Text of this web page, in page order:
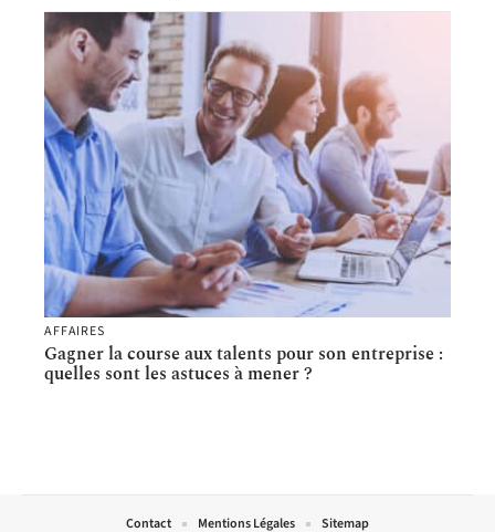
AFFAIRES
Gagner la course aux talents pour son entreprise :
quelles sont les astuces à mener ?
Contact Mentions Légales Sitemap